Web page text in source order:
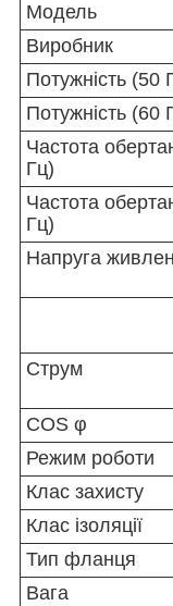
Модель
Виробник
Потужність (50
Потужність (60
Частота
Гц)
Частота
Гц)
Напруга
Струм
COS φ
Режим роботи
Клас захисту
Клас ізоляції
Тип фланця
Вага